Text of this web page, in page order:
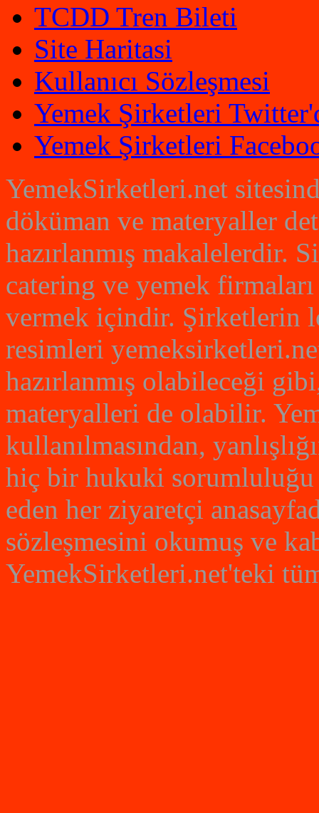
TCDD Tren Bileti
Site Haritasi
Kullanıcı Sözleşmesi
Yemek Şirketleri
Yemek Şirketleri
YemekSirketleri.net
döküman ve materyaller
hazırlanmış makalelerdir.
catering ve yemek
vermek içindir. Şirketlerin
resimleri
hazırlanmış olabileceği
materyalleri de olabilir.
kullanılmasından,
hiç bir hukuki
eden her ziyaretçi
sözleşmesini okumuş ve
YemekSirketleri.net'teki